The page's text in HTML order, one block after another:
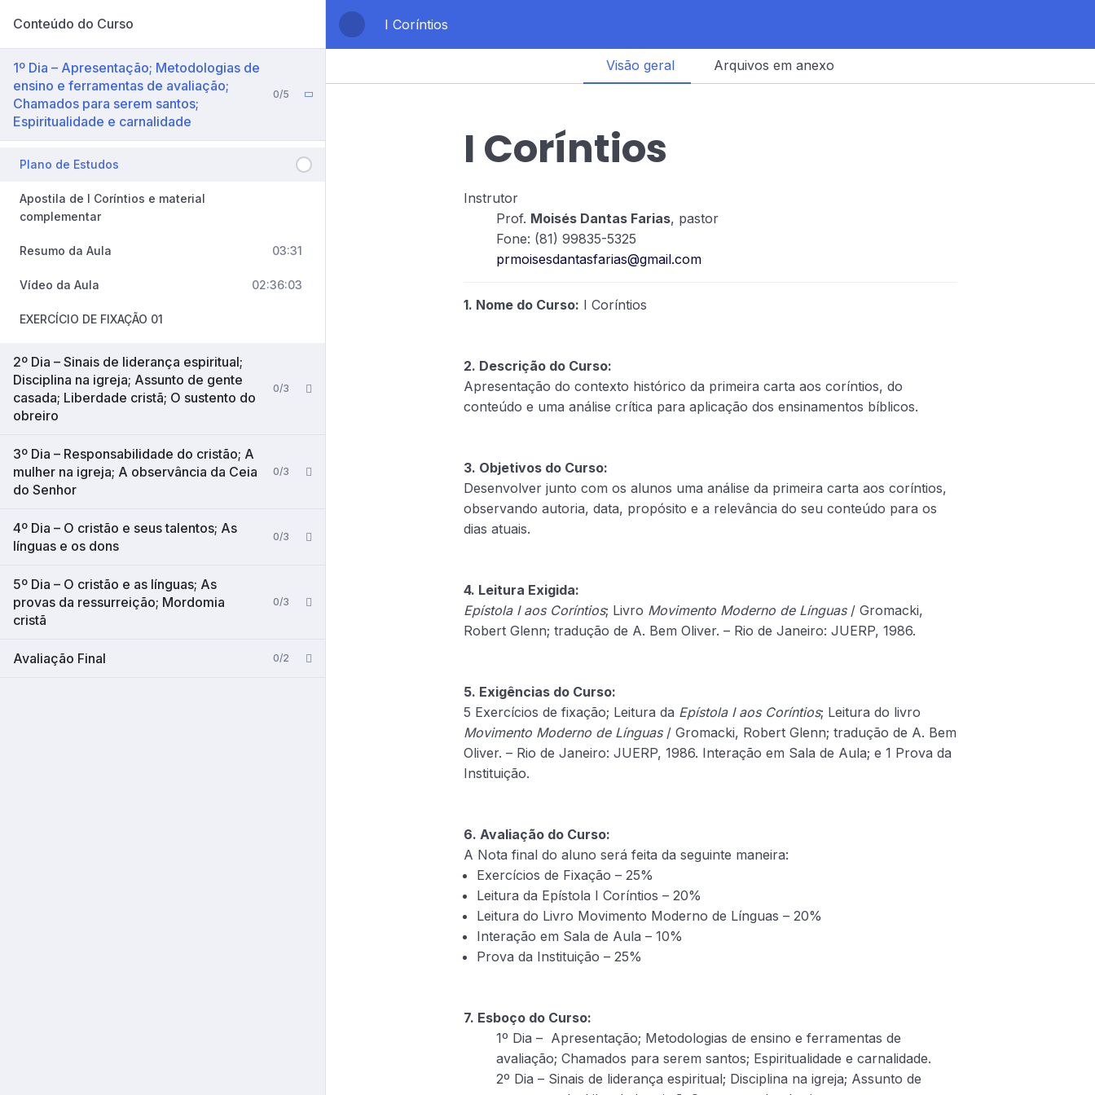
Conteúdo do Curso
1º Dia – Apresentação; Metodologias de
ensino e ferramentas de avaliação;
Chamados para serem santos;
Espiritualidade e carnalidade
0/5
Plano de Estudos
Apostila de I Coríntios e material
complementar
Resumo da Aula 03:31
Vídeo da Aula 02:36:03
EXERCÍCIO DE FIXAÇÃO 01
2º Dia – Sinais de liderança espiritual;
Disciplina na igreja; Assunto de gente
casada; Liberdade cristã; O sustento do
obreiro
0/3
3º Dia – Responsabilidade do cristão; A
mulher na igreja; A observância da Ceia
do Senhor
0/3
4º Dia – O cristão e seus talentos; As
línguas e os dons
0/3
5º Dia – O cristão e as línguas; As
provas da ressurreição; Mordomia
cristã
0/3
Avaliação Final 0/2
I Coríntios
Visão geral Arquivos em anexo
I Coríntios
Instrutor
Prof. Moisés Dantas Farias, pastor
Fone: (81) 99835-5325
prmoisesdantasfarias@gmail.com
1. Nome do Curso: I Coríntios
2. Descrição do Curso:
Apresentação do contexto histórico da primeira carta aos coríntios, do
conteúdo e uma análise crítica para aplicação dos ensinamentos bíblicos.
3. Objetivos do Curso:
Desenvolver junto com os alunos uma análise da primeira carta aos coríntios,
observando autoria, data, propósito e a relevância do seu conteúdo para os
dias atuais.
4. Leitura Exigida:
Epístola I aos Coríntios; Livro Movimento Moderno de Línguas/ Gromacki,
Robert Glenn; tradução de A. Bem Oliver. – Rio de Janeiro: JUERP, 1986.
5. Exigências do Curso:
5 Exercícios de fixação; Leitura da Epístola I aos Coríntios; Leitura do livro
Movimento Moderno de Línguas/ Gromacki, Robert Glenn; tradução de A. Bem
Oliver. – Rio de Janeiro: JUERP, 1986. Interação em Sala de Aula; e 1 Prova da
Instituição.
6. Avaliação do Curso:
A Nota final do aluno será feita da seguinte maneira:
Exercícios de Fixação – 25%
Leitura da Epístola I Coríntios – 20%
Leitura do Livro Movimento Moderno de Línguas – 20%
Interação em Sala de Aula – 10%
Prova da Instituição – 25%
7. Esboço do Curso:
1º Dia – Apresentação; Metodologias de ensino e ferramentas de
avaliação; Chamados para serem santos; Espiritualidade e carnalidade.
2º Dia – Sinais de liderança espiritual; Disciplina na igreja; Assunto de